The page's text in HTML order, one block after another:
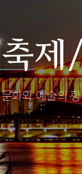
축제
문화와 예술의